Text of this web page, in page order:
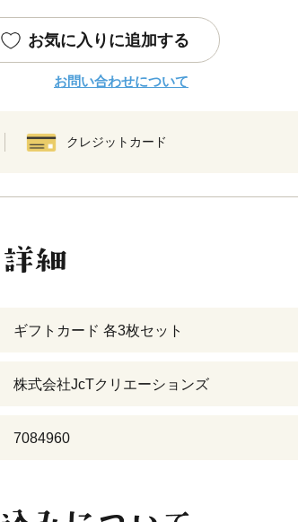
お気に入りに追加する
お問い合わせについて
クレジットカード
ギフトカード 各3枚セット
株式会社JcTクリエーションズ
7084960